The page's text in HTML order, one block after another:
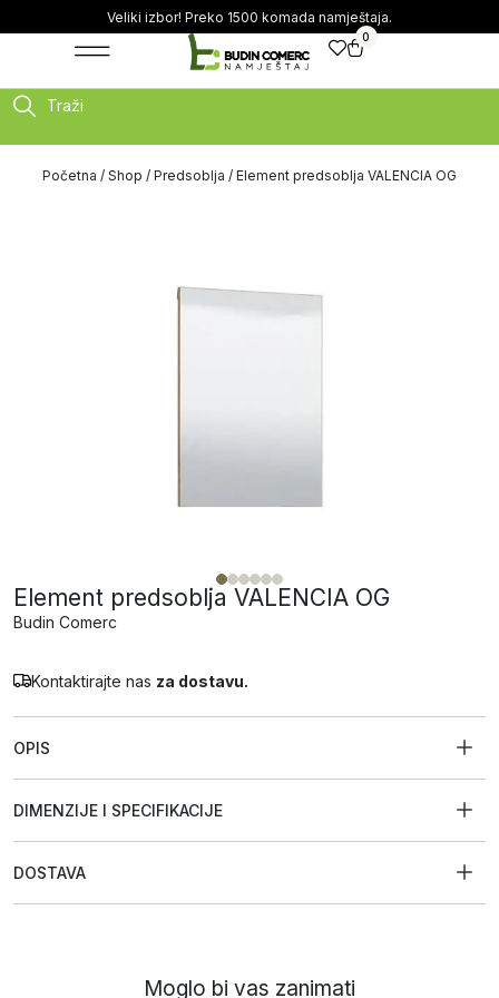
Veliki izbor! Preko 1500 komada namještaja.
0
Traži
Početna / Shop / Predsoblja / Element predsoblja VALENCIA OG
Element predsoblja VALENCIA OG
Budin Comerc
Kontaktirajte nas za dostavu.
OPIS
DIMENZIJE I SPECIFIKACIJE
DOSTAVA
Moglo bi vas zanimati